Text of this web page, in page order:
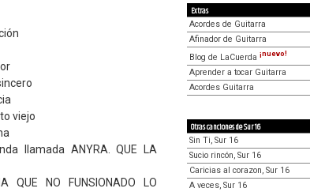
viejo
llamada ANYRA. QUE LA
QUE NO FUNSIONADO LO
Extras
Acordes de Guitarra
Afinador de Guitarra
Blog de LaCuerda ¡nuevo!
Aprender a tocar Guitarra
Acordes Guitarra
Otras canciones de Sur 16
Sin Ti, Sur 16
Sucio rincón, Sur 16
Caricias al corazon, Sur 16
A veces, Sur 16